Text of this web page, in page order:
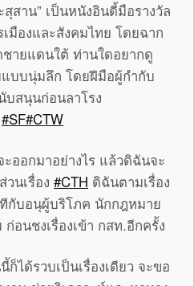
สาน” เป็นหนังอินดี้มือรางวัล
มืองและสังคมไทย โดยฉาก
ายแดนใต้ ท่านใดอยากดู
แบบนุ่มลึก โดยฝีมือผู้กำกับ
สนุนก่อนลาโรง
‪#‎SF‪#‎CTW
ออกมาอย่างไร แล้วดิฉันจะ
นเรื่อง ‪#‎CTH ดิฉันตามเรื่อง
กับอนุผู้บริโภค นักกฎหมาย
อนชงเรื่องเข้า กสท.อีกครั้ง
ได้รวบเป็นเรื่องเดียว จะขอ